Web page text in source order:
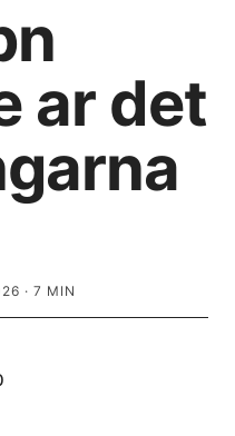
ar det
· 7 MIN